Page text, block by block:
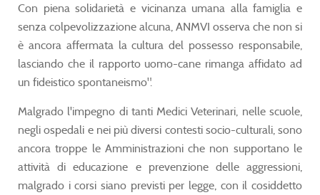
Con piena solidarietà e vicinanza umana alla famiglia e
senza colpevolizzazione alcuna, ANMVI osserva che non si
è ancora affermata la cultura del possesso responsabile,
lasciando che il rapporto uomo-cane rimanga affidato ad
un fideistico spontaneismo".
Malgrado l'impegno di tanti Medici Veterinari, nelle scuole,
negli ospedali e nei più diversi contesti socio-culturali, sono
ancora troppe le Amministrazioni che non supportano le
attività di educazione e prevenzione delle aggressioni,
malgrado i corsi siano previsti per legge, con il cosiddetto